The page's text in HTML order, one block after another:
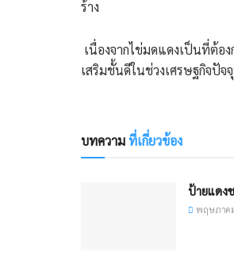
ร้าง
เนื่องจากไข่มดแดงเป็นที่ต้อ
เสริมชั้นดีในช่วงเศรษฐกิจปัจ
บทความที่เกี่ยวข้อง
ป้ายแดง
พฤษภาค